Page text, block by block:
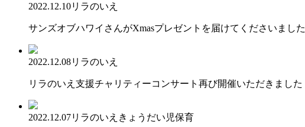
2022.12.10リラのいえ
サンズオブハワイさんがXmasプレゼントを届けてくださいました
2022.12.08リラのいえ
リラのいえ支援チャリティーコンサート再び開催いただきました
2022.12.07リラのいえ きょうだい児保育